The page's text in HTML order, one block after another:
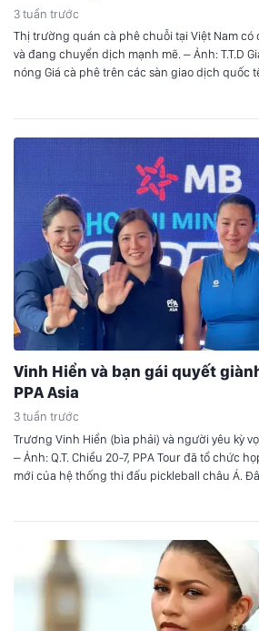
3 tuần trước
Thị trường quán cà phê chuỗi tại Việt Nam có
và đang chuyển dịch mạnh mẽ. – Ảnh: T.T.D
nóng Giá cà phê trên các sàn giao dịch quốc
Vinh Hiển và bạn gái quyết
PPA Asia
3 tuần trước
Trương Vinh Hiển (bìa phải) và người yêu kỳ
– Ảnh: Q.T. Chiều 20-7, PPA Tour đã tổ chức
mới của hệ thống thi đấu pickleball châu Á.